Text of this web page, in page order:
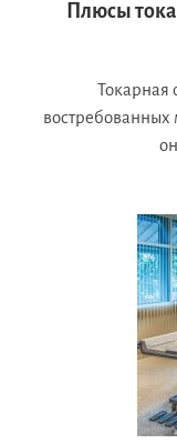
Плюсы
Токарная
востребованных